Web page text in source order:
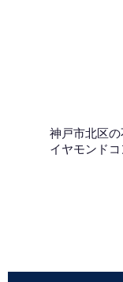
神戸市北区
イヤモンド